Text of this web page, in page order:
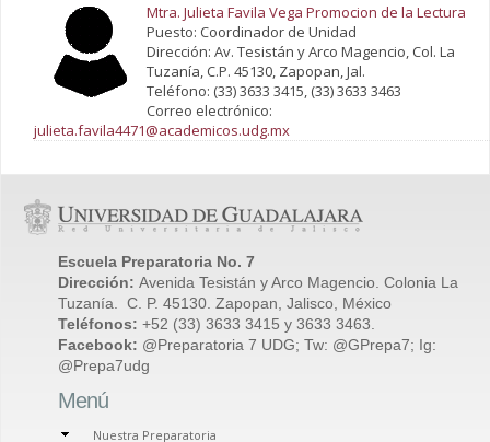
Mtra. Julieta Favila Vega Promocion de la Lectura
Puesto: Coordinador de Unidad
Dirección: Av. Tesistán y Arco Magencio, Col. La
Tuzanía, C.P. 45130, Zapopan, Jal.
Teléfono: (33) 3633 3415, (33) 3633 3463
Correo electrónico:
julieta.favila4471@academicos.udg.mx
Escuela Preparatoria No. 7
Dirección: Avenida Tesistán y Arco Magencio. Colonia La
Tuzanía. C. P. 45130. Zapopan, Jalisco, México
Teléfonos: +52 (33) 3633 3415 y 3633 3463.
Facebook: @Preparatoria 7 UDG; Tw: @GPrepa7; Ig:
@Prepa7udg
Menú
Nuestra Preparatoria